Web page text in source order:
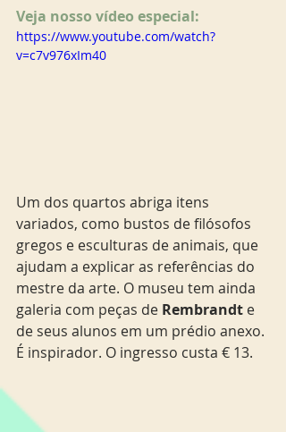
Veja nosso vídeo especial:
https://www.youtube.com/watch?
v=c7v976xIm40
Um dos quartos abriga itens
variados, como bustos de filósofos
gregos e esculturas de animais, que
ajudam a explicar as referências do
mestre da arte. O museu tem ainda
galeria com peças de Rembrandt e
de seus alunos em um prédio anexo.
É inspirador. O ingresso custa € 13.